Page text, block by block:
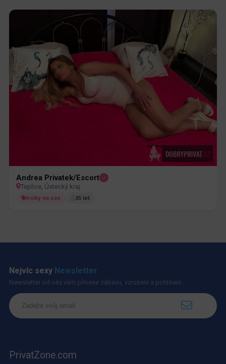
Andrea Privatek/Escort
Teplice, Ústecký kraj
holky na sex 35 let
Nejvíc sexy Newsletter
Newsletter od nás vám přinese zábavu, vzrušení a potěšení.
PrivatZone.com